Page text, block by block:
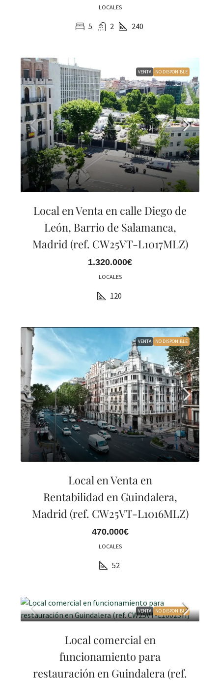
LOCALES
5 2 240
VENTA NO DISPONIBLE
Local en Venta en calle Diego de
León, Barrio de Salamanca,
Madrid (ref. CW25VT-L1017MLZ)
1.320.000€
LOCALES
120
VENTA NO DISPONIBLE
Local en Venta en
Rentabilidad en Guindalera,
Madrid (ref. CW25VT-L1016MLZ)
470.000€
LOCALES
52
VENTA NO DISPONIBLE
Local comercial en
funcionamiento para
restauración en Guindalera (ref.